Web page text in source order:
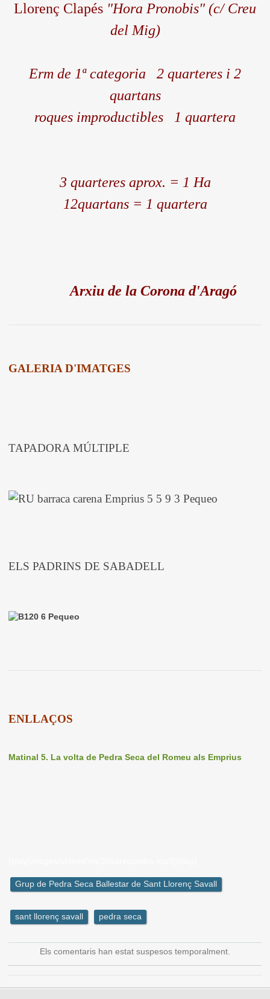
Llorenç Clapés "Hora Pronobis" (c/ Creu
del Mig)
Erm de 1ª categoria 2 quarteres i 2
quartans
roques improductibles 1 quartera
3 quarteres aprox. = 1 Ha
12quartans = 1 quartera
Arxiu de la Corona d'Aragó
GALERIA D'IMATGES
TAPADORA MÚLTIPLE
ELS PADRINS DE SABADELL
ENLLAÇOS
Matinal 5. La volta de Pedra Seca del Romeu als Emprius
Grup de Pedra Seca Ballestar de Sant Llorenç Savall
sant llorenç savall pedra seca
Els comentaris han estat suspesos temporalment.